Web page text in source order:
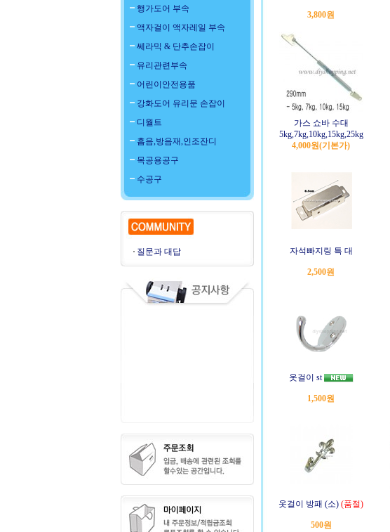
행가도어 부속
액자걸이 액자레일 부속
쎄라믹 & 단추손잡이
유리관련부속
어린이안전용품
강화도어 유리문 손잡이
디월트
흡음,방음재,인조잔디
목공용공구
수공구
질문과 대답
3,800원
가스 쇼바 수대
5kg,7kg,10kg,15kg,25kg
4,000원(기본가)
자석빠지링 특 대
2,500원
옷걸이 st
1,500원
옷걸이 방패 (소) (품절)
500원